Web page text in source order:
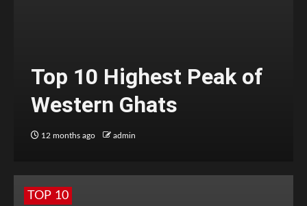
Top 10 Highest Peak of
Western Ghats
12 months ago admin
TOP 10